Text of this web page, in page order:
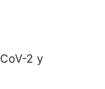
2 y